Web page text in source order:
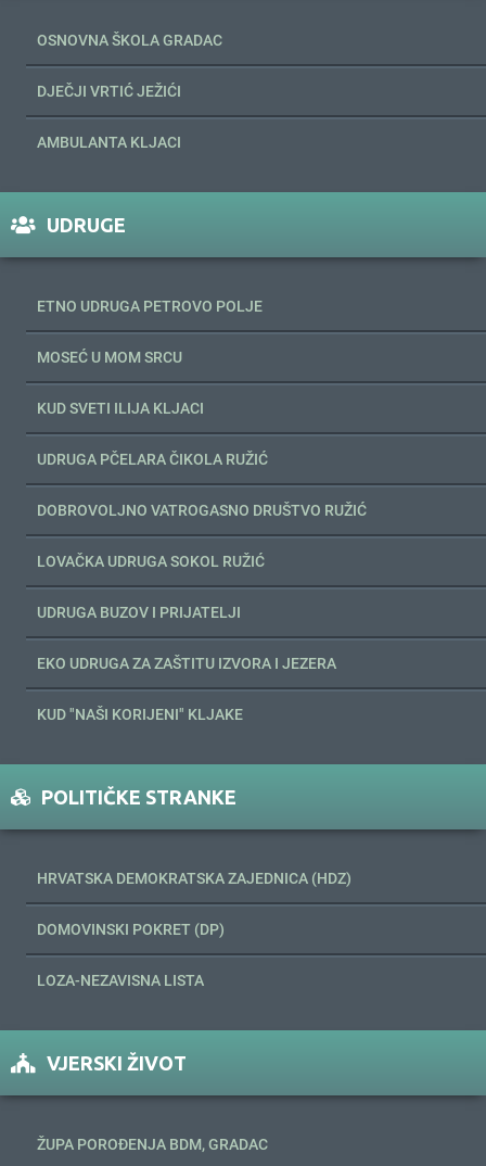
OSNOVNA ŠKOLA GRADAC
DJEČJI VRTIĆ JEŽIĆI
AMBULANTA KLJACI
UDRUGE
ETNO UDRUGA PETROVO POLJE
MOSEĆ U MOM SRCU
KUD SVETI ILIJA KLJACI
UDRUGA PČELARA ČIKOLA RUŽIĆ
DOBROVOLJNO VATROGASNO DRUŠTVO RUŽIĆ
LOVAČKA UDRUGA SOKOL RUŽIĆ
UDRUGA BUZOV I PRIJATELJI
EKO UDRUGA ZA ZAŠTITU IZVORA I JEZERA
KUD "NAŠI KORIJENI" KLJAKE
POLITIČKE STRANKE
HRVATSKA DEMOKRATSKA ZAJEDNICA (HDZ)
DOMOVINSKI POKRET (DP)
LOZA-NEZAVISNA LISTA
VJERSKI ŽIVOT
ŽUPA POROĐENJA BDM, GRADAC